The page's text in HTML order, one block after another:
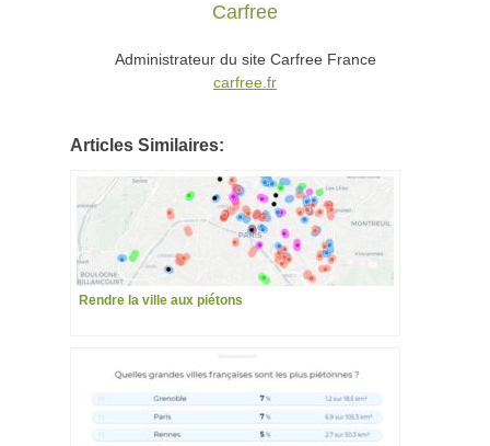
Carfree
Administrateur du site Carfree France
carfree.fr
Articles Similaires:
Rendre la ville aux piétons